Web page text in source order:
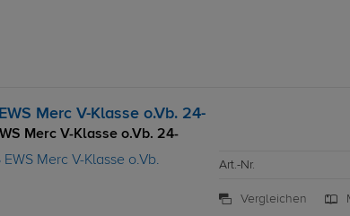
Merc V-Klasse o.Vb. 24-
Merc V-Klasse o.Vb. 24-
Art.-Nr.
Vergleichen